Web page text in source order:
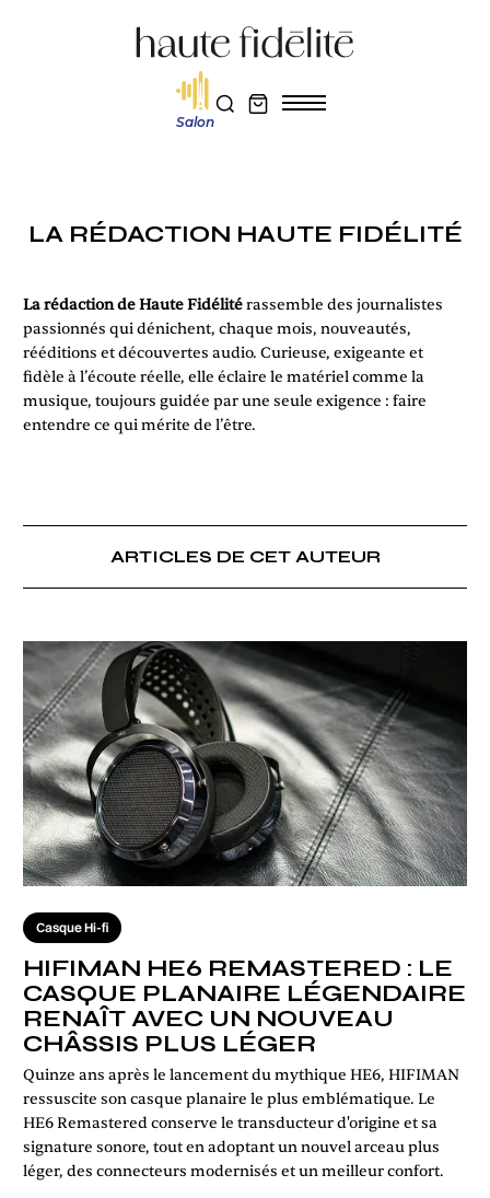
Salon
LA RÉDACTION HAUTE FIDÉLITÉ
La rédaction de Haute Fidélitérassemble des journalistes
passionnés qui dénichent, chaque mois, nouveautés,
rééditions et découvertes audio. Curieuse, exigeante et
fidèle à l’écoute réelle, elle éclaire le matériel comme la
musique, toujours guidée par une seule exigence : faire
entendre ce qui mérite de l’être.
ARTICLES DE CET AUTEUR
Casque Hi-fi
HIFIMAN HE6 REMASTERED : LE
CASQUE PLANAIRE LÉGENDAIRE
RENAÎT AVEC UN NOUVEAU
CHÂSSIS PLUS LÉGER
Quinze ans après le lancement du mythique HE6, HIFIMAN
ressuscite son casque planaire le plus emblématique. Le
HE6 Remastered conserve le transducteur d'origine et sa
signature sonore, tout en adoptant un nouvel arceau plus
léger, des connecteurs modernisés et un meilleur confort.